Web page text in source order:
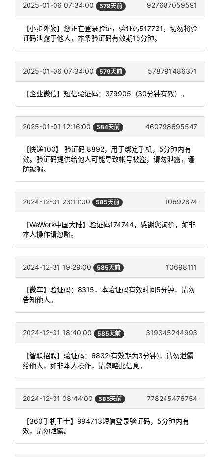
2025-01-06 07:34:00 579天前 927687059591
【小步外勤】您正在登录验证，验证码517731，切勿将验
证码泄露于他人，本条验证码有效期15分钟。
2025-01-06 07:34:00 579天前 578791486371
【企业微信】短信验证码：379905（30分钟有效）。
2025-01-01 12:16:00 584天前 460798695547
【快递100】 验证码 8892，用于绑定手机，5分钟内有
效。验证码提供给他人可能导致帐号被盗，请勿泄露，谨
防被骗。
2024-12-31 23:11:00 585天前 10692874
【WeWork中国大陆】验证码174744，感谢您询价，如非
本人操作请忽略。
2024-12-31 19:29:00 585天前 10698111
【微车】验证码：8315，本验证码有效时间5分钟，请勿
告知他人。
2024-12-31 18:40:00 585天前 319345244993
【智联招聘】验证码：6832(有效期为3分钟)，请勿泄露
给他人，如非本人操作，请忽略此信息。
2024-12-31 08:44:00 585天前 778245476754
【360手机卫士】994713短信登录验证码，5分钟内有
效，请勿泄露。